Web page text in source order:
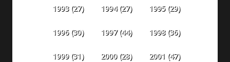
1993(27) 1994(27) 1995(29)
1996(30) 1997(44) 1998(36)
1999(31) 2000(28) 2001 (47)